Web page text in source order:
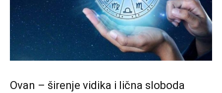
Ovan – širenje vidika i lična sloboda